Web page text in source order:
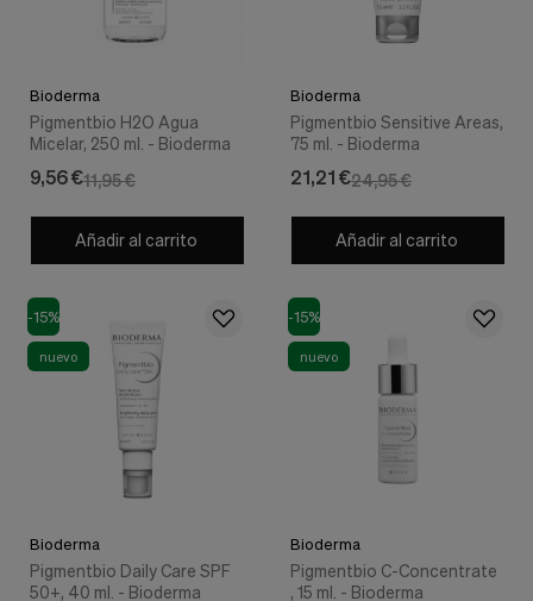
usuarios
utilizan
web.
Cookies de marketing
utilizadas
costumbres
Bioderma
Pigmentbio H2O Agua
Micelar, 250 ml. - Bioderma
11,95 €
9,56 €
Añadir al carrito
Bioderma
Pigmentbio Sensitive Areas,
75 ml. - Bioderma
24,95 €
21,21 €
Añadir al carrito
-15%
nuevo
Bioderma
Pigmentbio Daily Care SPF
50+, 40 ml. - Bioderma
-15%
nuevo
Bioderma
Pigmentbio C-Concentrate
, 15 ml. - Bioderma